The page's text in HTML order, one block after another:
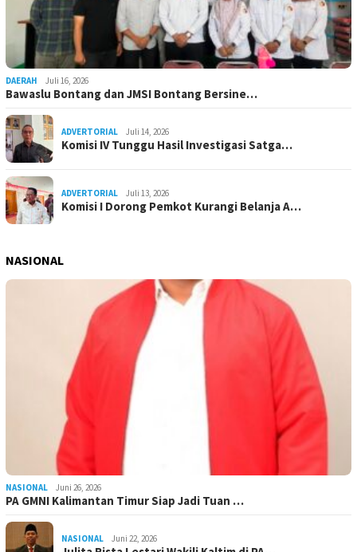
DAERAH Juli 16, 2026
Bawaslu Bontang dan JMSI Bontang Bersine…
ADVERTORIAL Juli 14, 2026
Komisi IV Tunggu Hasil Investigasi Satga…
ADVERTORIAL Juli 13, 2026
Komisi I Dorong Pemkot Kurangi Belanja A…
NASIONAL
NASIONAL Juni 26, 2026
PA GMNI Kalimantan Timur Siap Jadi Tuan …
NASIONAL Juni 22, 2026